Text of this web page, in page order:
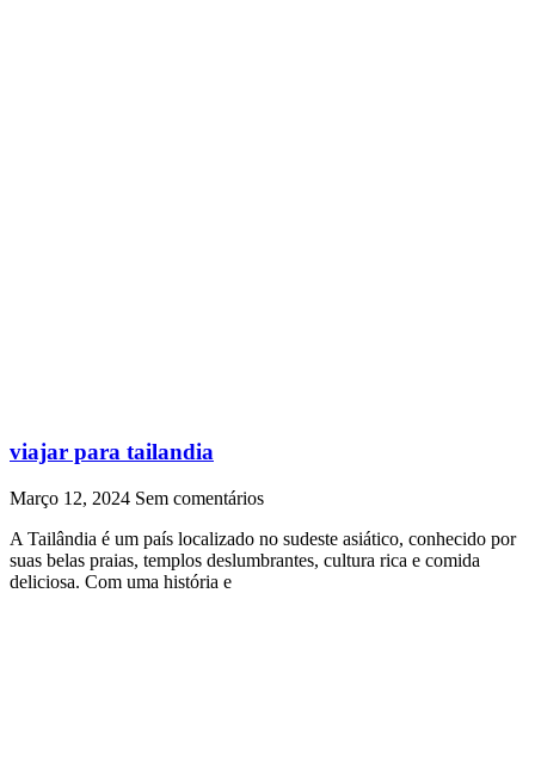
viajar para tailandia
Março 12, 2024 Sem comentários
A Tailândia é um país localizado no sudeste asiático, conhecido por
suas belas praias, templos deslumbrantes, cultura rica e comida
deliciosa. Com uma história e